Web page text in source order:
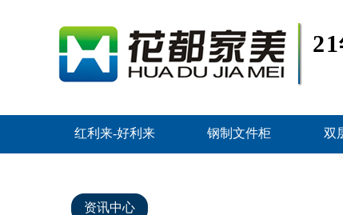
红利来-好利来 钢制文件柜 双
资讯中心